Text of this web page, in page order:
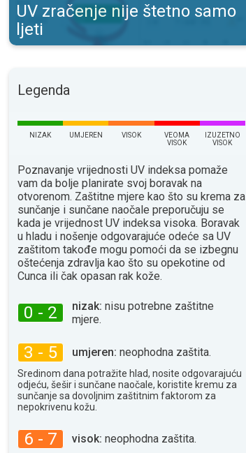
UV zračenje nije štetno samo
ljeti
Legenda
NIZAK UMJEREN VISOK
VEOMA
VISOK
IZUZETNO
VISOK
Poznavanje vrijednosti UV indeksa pomaže
vam da bolje planirate svoj boravak na
otvorenom. Zaštitne mjere kao što su krema za
sunčanje i sunčane naočale preporučuju se
kada je vrijednost UV indeksa visoka. Boravak
u hladu i nošenje odgovarajuće odeće sa UV
zaštitom takođe mogu pomoći da se izbegnu
oštećenja zdravlja kao što su opekotine od
Сunca ili čak opasan rak kože.
0 - 2 nizak: nisu potrebne zaštitne
mjere.
3 - 5 umjeren: neophodna zaštita.
Sredinom dana potražite hlad, nosite odgovarajuću
odjeću, šešir i sunčane naočale, koristite kremu za
sunčanje sa dovoljnim zaštitnim faktorom za
nepokrivenu kožu.
6 - 7 visok: neophodna zaštita.